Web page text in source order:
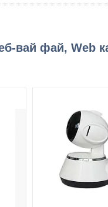
вай фай, Web